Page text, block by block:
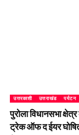
उत्तरकाशी उत्तराखंड पर्यटन
पुरोला विधानसभा
ट्रेक ऑफ द ईयर